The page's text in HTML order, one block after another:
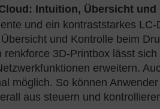
Intuition, Übersicht
und ein kontraststarkes
und Kontrolle beim
renkforce 3D-Printbox lässt
erweitern.
möglich. So können
aus steuern und